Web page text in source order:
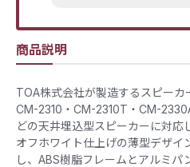
商品説明
TOA株式会社が製造するスピーカ
CM-2310・CM-2310T・CM-
どの天井埋込型スピーカーに対応
オフホワイト仕上げの薄型デザイ
し、ABS樹脂フレームとアルミパ